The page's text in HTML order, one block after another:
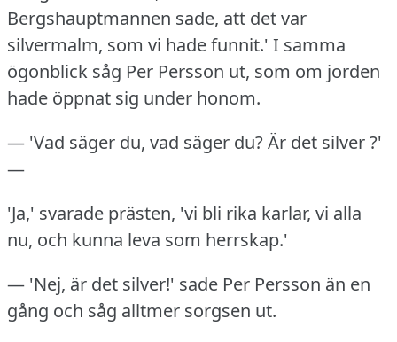
Bergshauptmannen sade, att det var
silvermalm, som vi hade funnit.' I samma
ögonblick såg Per Persson ut, som om jorden
hade öppnat sig under honom.
— 'Vad säger du, vad säger du?Är det silver ?'
—
'Ja,' svarade prästen, 'vi bli rika karlar, vi alla
nu, och kunna leva som herrskap.'
— 'Nej, är det silver!' sade Per Persson än en
gång och såg alltmer sorgsen ut.